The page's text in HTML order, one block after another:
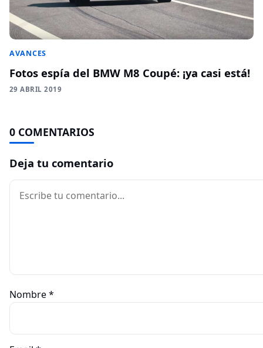
AVANCES
Fotos espía del BMW M8 Coupé: ¡ya casi está!
29 ABRIL 2019
0 COMENTARIOS
Deja tu comentario
Comentario
Nombre*